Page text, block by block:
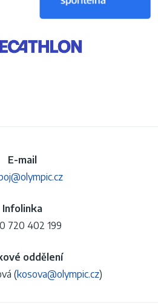
E-mail
Infolinka
720 402 199
oddělení
(kosova@olympic.cz)